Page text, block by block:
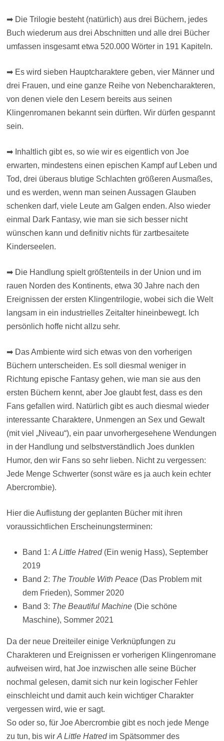
➡ Die Trilogie besteht (natürlich) aus drei Büchern, jedes
Buch wiederum aus drei Abschnitten und alle drei Bücher
umfassen insgesamt etwa 520.000 Wörter in 191 Kapiteln.
➡ Es wird sieben Hauptcharaktere geben, vier Männer und
drei Frauen, und eine ganze Reihe von Nebencharakteren,
von denen viele den Lesern bereits aus seinen
Klingenromanen bekannt sein dürften. Wir dürfen gespannt
sein.
➡ Inhaltlich gibt es, so wie wir es eigentlich von Joe
erwarten, mindestens einen epischen Kampf auf Leben und
Tod, drei überaus blutige Schlachten größeren Ausmaßes,
und es werden, wenn man seinen Aussagen Glauben
schenken darf, viele Leute am Galgen enden. Also wieder
einmal Dark Fantasy, wie man sie sich besser nicht
wünschen kann und definitiv nichts für zartbesaitete
Kinderseelen.
➡ Die Handlung spielt größtenteils in der Union und im
rauen Norden des Kontinents, etwa 30 Jahre nach den
Ereignissen der ersten Klingentrilogie, wobei sich die Welt
langsam in ein industrielles Zeitalter hineinbewegt. Ich
persönlich hoffe nicht allzu sehr.
➡ Das Ambiente wird sich etwas von den vorherigen
Büchern unterscheiden. Es soll diesmal weniger in
Richtung epische Fantasy gehen, wie man sie aus den
ersten Büchern kennt, aber Joe glaubt fest, dass es den
Fans gefallen wird. Natürlich gibt es auch diesmal wieder
interessante Charaktere, Unmengen an Sex und Gewalt
(mit viel „Niveau“), ein paar unvorhergesehene Wendungen
in der Handlung und selbstverständlich Joes dunklen
Humor, den wir Fans so sehr lieben. Nicht zu vergessen:
Jede Menge Schwerter (sonst wäre es ja auch kein echter
Abercrombie).
Hier die Auflistung der geplanten Bücher mit ihren
voraussichtlichen Erscheinungsterminen:
Band 1: A Little Hatred(Ein wenig Hass), September
2019
Band 2: The Trouble With Peace(Das Problem mit
dem Frieden), Sommer 2020
Band 3: The Beautiful Machine(Die schöne
Maschine), Sommer 2021
Da der neue Dreiteiler einige Verknüpfungen zu
Charakteren und Ereignissen er vorherigen Klingenromane
aufweisen wird, hat Joe inzwischen alle seine Bücher
nochmal gelesen, damit sich nur kein logischer Fehler
einschleicht und damit auch kein wichtiger Charakter
vergessen wird, wie er sagt.
So oder so, für Joe Abercrombie gibt es noch jede Menge
zu tun, bis wir A Little Hatredim Spätsommer des